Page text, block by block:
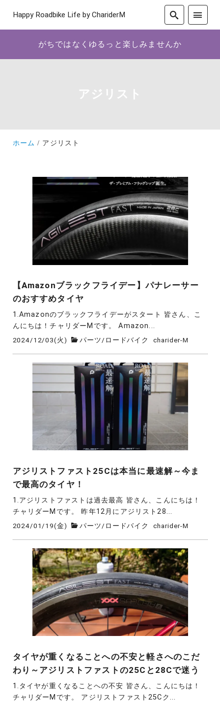
Happy Roadbike Life by ChariderM
がちではなくゆるっと楽しみませんか
アジリスト
ホーム アジリスト
【Amazonブラックフライデー】パナレーサー
のおすすめタイヤ
1.Amazonのブラックフライデーがスタート 皆さん、こ
んにちは！チャリダーMです。 Amazon...
2024/12/03(火) パーツ/ ロードバイク charider-M
アジリストファスト25Cは本当に最速解～今ま
で最高のタイヤ！
1.アジリストファストは過去最高 皆さん、こんにちは！
チャリダーMです。 昨年12月にアジリスト28...
2024/01/19(金) パーツ/ ロードバイク charider-M
タイヤが重くなることへの不安と軽さへのこだ
わり～アジリストファストの25Cと28Cで迷う
1.タイヤが重くなることへの不安 皆さん、こんにちは！
チャリダーMです。 アジリストファスト25Cク...